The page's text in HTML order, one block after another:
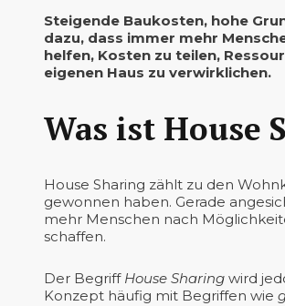
Steigende Baukosten, hohe
dazu, dass immer mehr
helfen, Kosten zu teilen,
eigenen Haus zu verwirklichen.
Was ist House
House Sharing zählt zu den
gewonnen haben. Gerade
mehr Menschen nach
schaffen.
Der Begriff House Sharing wird
Konzept häufig mit Begriffen wie